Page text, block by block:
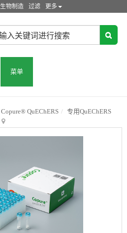
生物制造 过滤 更多
菜单
Copure® QuEChERS
专用QuEChERS